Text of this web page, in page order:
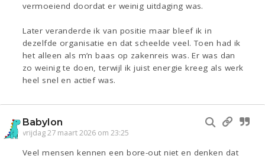
vermoeiend doordat er weinig uitdaging was.
Later veranderde ik van positie maar bleef ik in
dezelfde organisatie en dat scheelde veel. Toen had ik
het alleen als m’n baas op zakenreis was. Er was dan
zo weinig te doen, terwijl ik juist energie kreeg als werk
heel snel en actief was.
Babylon
vrijdag 27 maart 2026 om 23:25
Veel mensen kennen een bore-out niet en denken dat